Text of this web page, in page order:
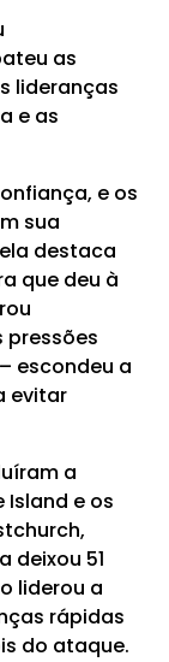
as
lideranças
e as
e os
sua
destaca
que deu à
escondeu a
evitar
a
e os
deixou 51
liderou a
rápidas
do ataque.